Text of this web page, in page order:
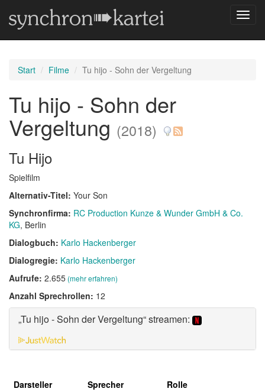
Start Filme Tu hijo - Sohn der Vergeltung
Tu hijo - Sohn der
Vergeltung (2018)
Tu Hijo
Spielfilm
Alternativ-Titel: Your Son
Synchronfirma: RC Production Kunze & Wunder GmbH & Co.
KG, Berlin
Dialogbuch: Karlo Hackenberger
Dialogregie: Karlo Hackenberger
Aufrufe: 2.655(mehr erfahren)
Anzahl Sprechrollen: 12
„Tu hijo - Sohn der Vergeltung“ streamen:
Darsteller Sprecher
Rolle